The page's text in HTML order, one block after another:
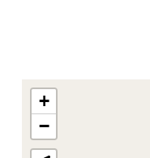
+
−